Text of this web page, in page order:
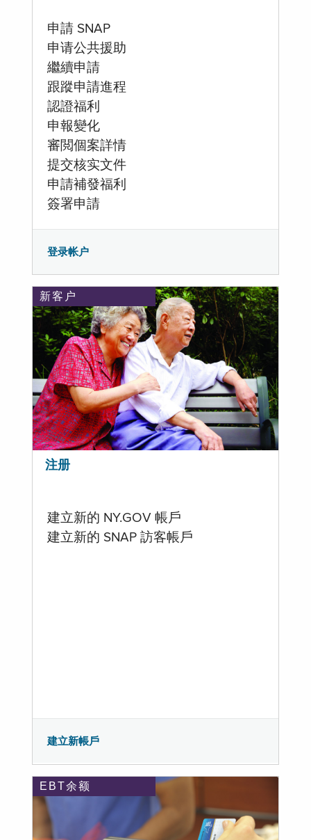
申請 SNAP
申请公共援助
繼續申請
跟蹤申請進程
認證福利
申報變化
審閲個案詳情
提交核实文件
申請補發福利
簽署申請
登录帐户
新客户
注册
建立新的 NY.GOV 帳戶
建立新的 SNAP 訪客帳戶
建立新帳戶
EBT余额